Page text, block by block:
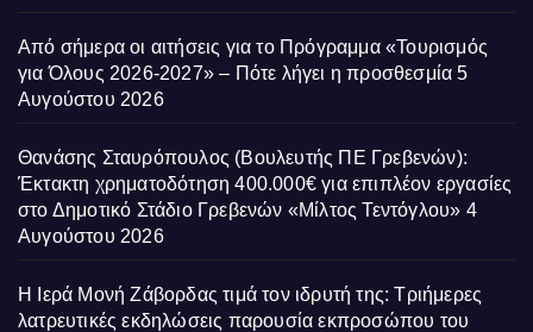
Από σήμερα οι αιτήσεις για το Πρόγραμμα «Τουρισμός
για Όλους 2026-2027» – Πότε λήγει η προσθεσμία 5
Αυγούστου 2026
Θανάσης Σταυρόπουλος (Βουλευτής ΠΕ Γρεβενών):
Έκτακτη χρηματοδότηση 400.000€ για επιπλέον εργασίες
στο Δημοτικό Στάδιο Γρεβενών «Μίλτος Τεντόγλου» 4
Αυγούστου 2026
Η Ιερά Μονή Ζάβορδας τιμά τον ιδρυτή της: Τριήμερες
λατρευτικές εκδηλώσεις παρουσία εκπροσώπου του